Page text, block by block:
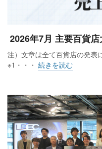
ントも集客につながり売上
店舗別では、三越銀座店（
増）、新宿本店（11.4％増
減）、サービス（0.3％減
に雑貨の化粧品（26.0％増
増）の伸長が目立った。
2026年7月 主要百貨
注）文章は全て百貨店の発表
※1・・・ 続きを読む